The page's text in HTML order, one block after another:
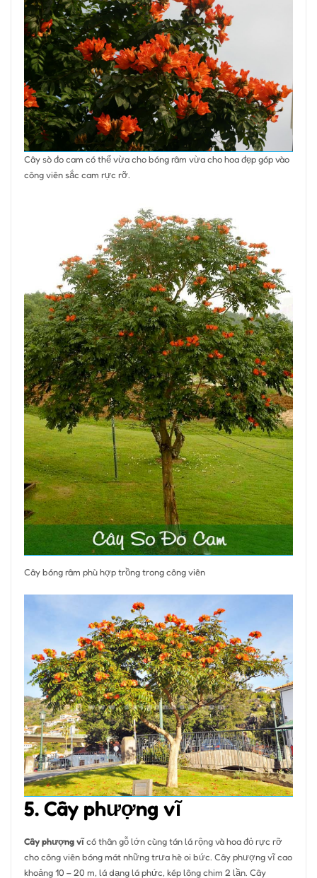
Cây sò đo cam có thể vừa cho bóng râm vừa cho hoa đẹp góp vào
công viên sắc cam rực rỡ.
Cây bóng râm phù hợp trồng trong công viên
5. Cây phượng vĩ
Cây phượng vĩcó thân gỗ lớn cùng tán lá rộng và hoa đỏ rực rỡ
cho công viên bóng mát những trưa hè oi bức. Cây phượng vĩ cao
khoảng 10 – 20 m, lá dạng lá phức, kép lông chim 2 lần. Cây